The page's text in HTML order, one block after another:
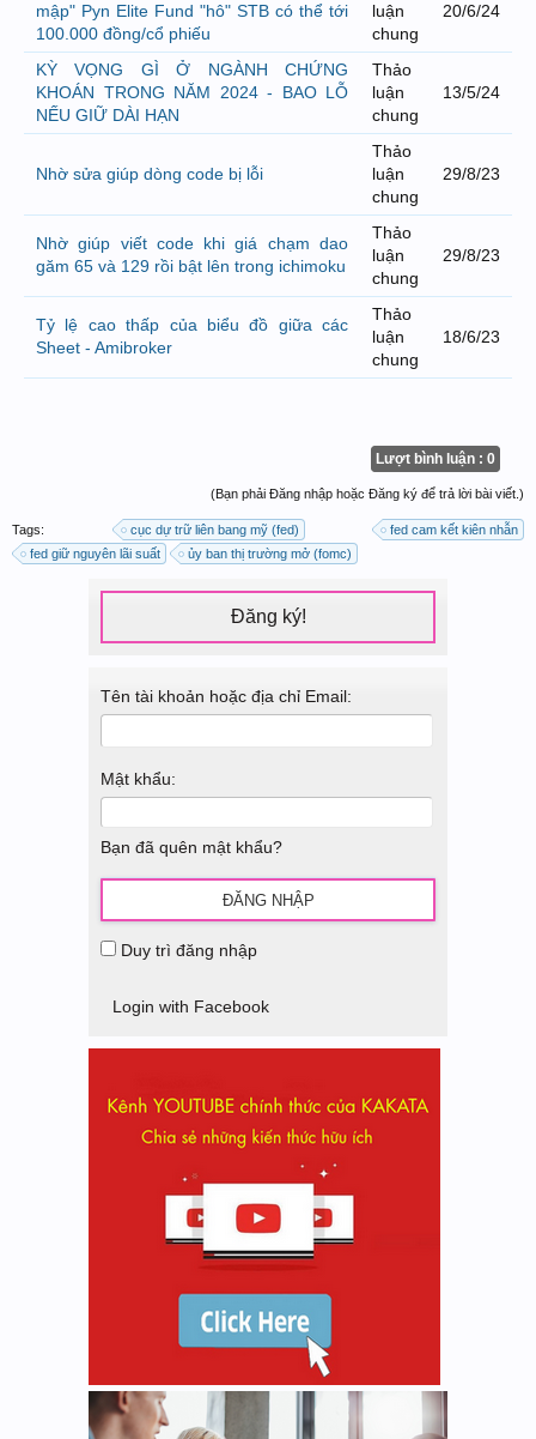
mập" Pyn Elite Fund "hô" STB có thể tới
100.000 đồng/cổ phiếu
luận
chung
20/6/24
KỲ VỌNG GÌ Ở NGÀNH CHỨNG
KHOÁN TRONG NĂM 2024 - BAO LỖ
NẾU GIỮ DÀI HẠN
Thảo
luận
chung
13/5/24
Nhờ sửa giúp dòng code bị lỗi
Thảo
luận
chung
29/8/23
Nhờ giúp viết code khi giá chạm dao
găm 65 và 129 rồi bật lên trong ichimoku
Thảo
luận
chung
29/8/23
Tỷ lệ cao thấp của biểu đồ giữa các
Sheet - Amibroker
Thảo
luận
chung
18/6/23
Lượt bình luận : 0
(Bạn phải Đăng nhập hoặc Đăng ký để trả lời bài viết.)
Tags: cục dự trữ liên bang mỹ (fed)
fed cam kết kiên nhẫn
fed giữ nguyên lãi suất
ủy ban thị trường mở (fomc)
Đăng ký!
Tên tài khoản hoặc địa chỉ Email:
Mật khẩu:
Bạn đã quên mật khẩu?
Duy trì đăng nhập
Login with Facebook